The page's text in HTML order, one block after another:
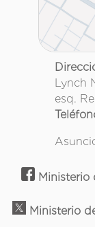
Lynch
esq.
Ministerio
Ministerio